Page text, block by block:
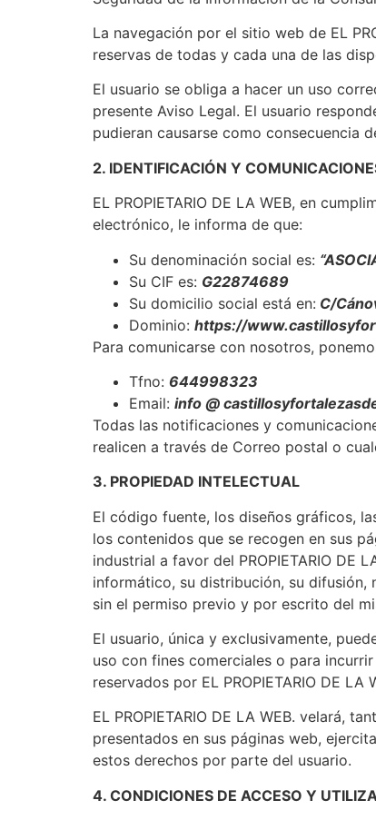
La navegación por el sitio web de EL
reservas de todas y cada una de las
El usuario se obliga a hacer un uso
presente Aviso Legal. El usuario
pudieran causarse como consecuencia
2. IDENTIFICACIÓN Y
EL PROPIETARIO DE LA WEB, en
electrónico, le informa de que:
Su denominación social es:
Su CIF es: G22874689
Su domicilio social está en: C/
Dominio: https://
Para comunicarse con nosotros,
Tfno: 644998323
Email: info @
Todas las notificaciones y
realicen a través de Correo postal o
3. PROPIEDAD INTELECTUAL
El código fuente, los diseños gráficos,
los contenidos que se recogen en sus
industrial a favor del PROPIETARIO
informático, su distribución, su difusión,
sin el permiso previo y por escrito del
El usuario, única y exclusivamente,
uso con fines comerciales o para
reservados por EL PROPIETARIO DE LA
EL PROPIETARIO DE LA WEB. velará,
presentados en sus páginas web,
estos derechos por parte del usuario.
4. CONDICIONES DE ACCESO Y